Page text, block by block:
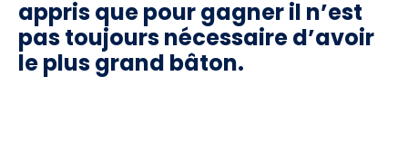
appris que pour gagner il n’est
pas toujours nécessaire d’avoir
le plus grand bâton.